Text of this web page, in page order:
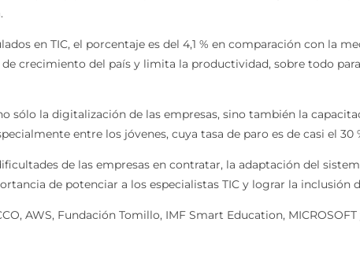
en TIC, el porcentaje es del 4,1 % en comparación con la
crecimiento del país y limita la productividad, sobre todo
sólo la digitalización de las empresas, sino también la
entre los jóvenes, cuya tasa de paro es de casi el 30
de las empresas en contratar, la adaptación del
de potenciar a los especialistas TIC y lograr la inclusión
AWS, Fundación Tomillo, IMF Smart Education, MICROSOFT